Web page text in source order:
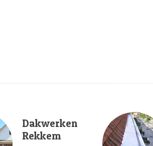
Dakwerken
Rekkem